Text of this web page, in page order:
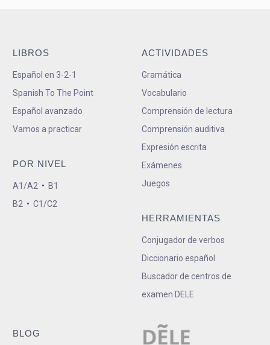
LIBROS
Español en 3-2-1
Spanish To The Point
Español avanzado
Vamos a practicar
POR NIVEL
A1/A2 • B1
B2 • C1/C2
ACTIVIDADES
Gramática
Vocabulario
Comprensión de lectura
Comprensión auditiva
Expresión escrita
Exámenes
Juegos
HERRAMIENTAS
Conjugador de verbos
Diccionario español
Buscador de centros de
examen DELE
BLOG